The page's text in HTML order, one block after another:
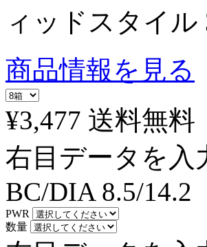
ィッドスタイル
商品情報を見る
¥3,477 送料無料
右目データを入
BC/DIA 8.5/14.2
PWR
数量